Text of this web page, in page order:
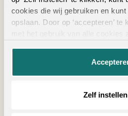
cookies die wij gebruiken en
opslaan. Door op ‘accepteren’
Zelf instellen